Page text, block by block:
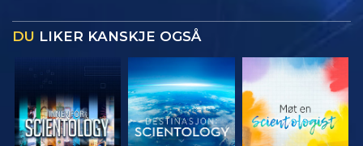
DU LIKER KANSKJE OGSÅ